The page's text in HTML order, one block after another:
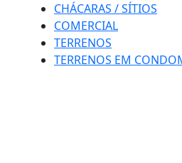
CHÁCARAS / SÍTIOS
COMERCIAL
TERRENOS
TERRENOS EM